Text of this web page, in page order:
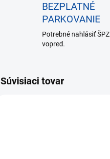
BEZPLATNÉ
PARKOVANIE
Potrebné nahlásiť ŠPZ
vopred.
Súvisiaci tovar